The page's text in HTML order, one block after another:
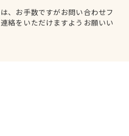
、お手数ですがお問い合わせフ
絡をいただけますようお願いい